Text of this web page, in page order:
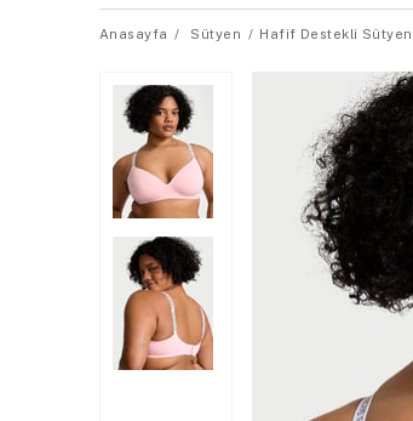
Anasayfa Sütyen Hafif Destekli Sütyen